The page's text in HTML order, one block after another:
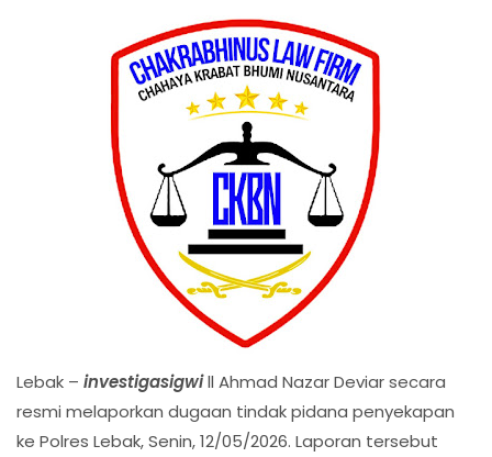
Lebak – investigasigwill Ahmad Nazar Deviar secara
resmi melaporkan dugaan tindak pidana penyekapan
ke Polres Lebak, Senin, 12/05/2026. Laporan tersebut